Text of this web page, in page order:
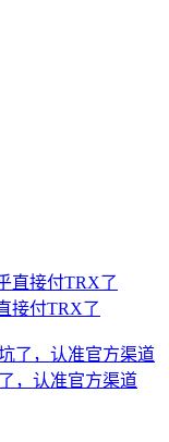
接付TRX了
，认准官方渠道